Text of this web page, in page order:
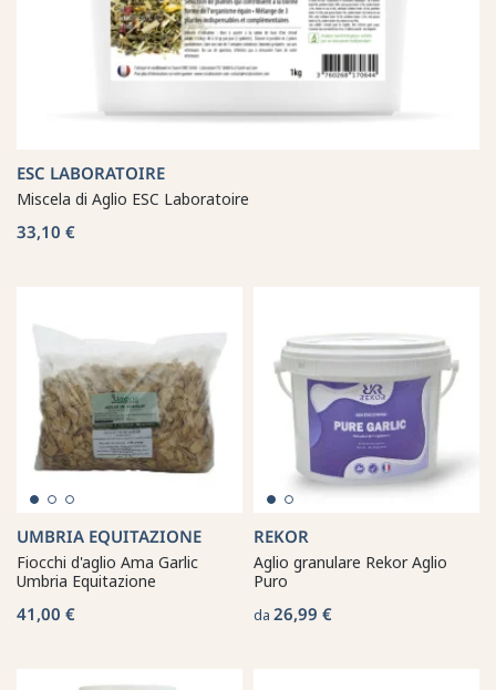
ESC LABORATOIRE
Miscela di Aglio ESC Laboratoire
33,10 €
UMBRIA EQUITAZIONE
Fiocchi d'aglio Ama Garlic
Umbria Equitazione
41,00 €
REKOR
Aglio granulare Rekor Aglio
Puro
da 26,99 €